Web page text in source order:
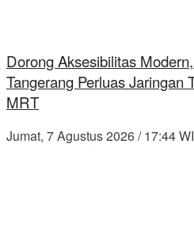
Dorong Aksesibilitas
Tangerang Perluas Jaringan
MRT
Jumat, 7 Agustus 2026 / 17:44